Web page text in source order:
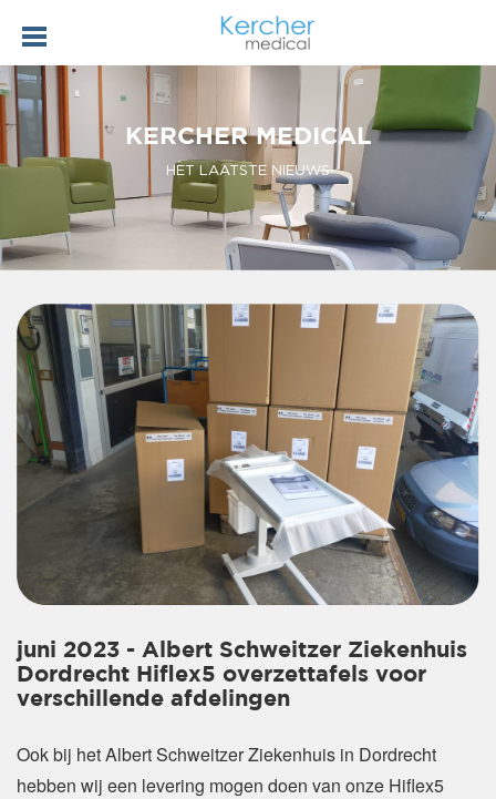
KERCHER MEDICAL
HET LAATSTE NIEUWS
juni 2023 - Albert Schweitzer Ziekenhuis
Dordrecht Hiflex5 overzettafels voor
verschillende afdelingen
Ook bij het Albert Schweitzer Ziekenhuis in Dordrecht
hebben wij een levering mogen doen van onze Hiflex5